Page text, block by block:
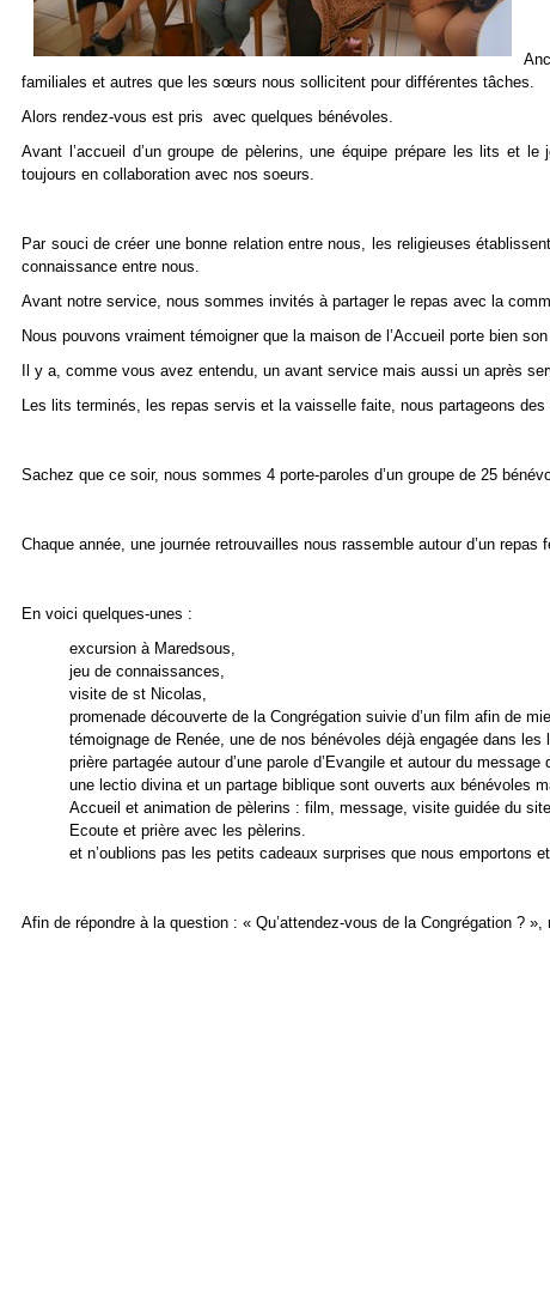
familiales et autres que les sœurs nous sollicitent pour différentes tâches.
Alors rendez-vous est pris avec quelques bénévoles.
Avant l’accueil d’un groupe de pèlerins, une équipe prépare les lits et
toujours en collaboration avec nos soeurs.
Par souci de créer une bonne relation entre nous, les religieuses
connaissance entre nous.
Avant notre service, nous sommes invités à partager le repas avec la
Nous pouvons vraiment témoigner que la maison de l’Accueil porte bien son
Il y a, comme vous avez entendu, un avant service mais aussi un après
Les lits terminés, les repas servis et la vaisselle faite, nous partageons
Sachez que ce soir, nous sommes 4 porte-paroles d’un groupe de 25
Chaque année, une journée retrouvailles nous rassemble autour d’un repas
En voici quelques-unes :
excursion à Maredsous,
jeu de connaissances,
visite de st Nicolas,
promenade découverte de la Congrégation suivie d’un film afin de
témoignage de Renée, une de nos bénévoles déjà engagée dans les
prière partagée autour d’une parole d’Evangile et autour du message
une lectio divina et un partage biblique sont ouverts aux bénévoles
Accueil et animation de pèlerins : film, message, visite guidée du
Ecoute et prière avec les pèlerins.
et n’oublions pas les petits cadeaux surprises que nous emportons
Afin de répondre à la question : « Qu’attendez-vous de la Congrégation ?